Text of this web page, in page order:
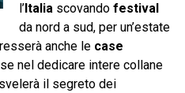
l’Italiascovando festival
da nord a sud, per un’estate
anche le case
nel dedicare intere collane
il segreto dei